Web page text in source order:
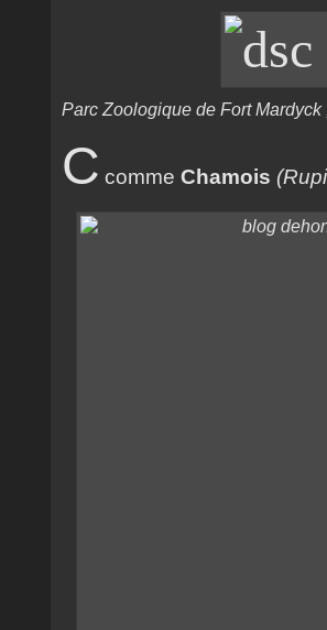
Parc Zoologique de Fort Mardyck
C comme Chamois